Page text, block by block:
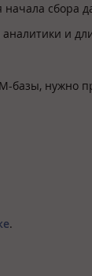
начала сбора
и
базы, нужно
.